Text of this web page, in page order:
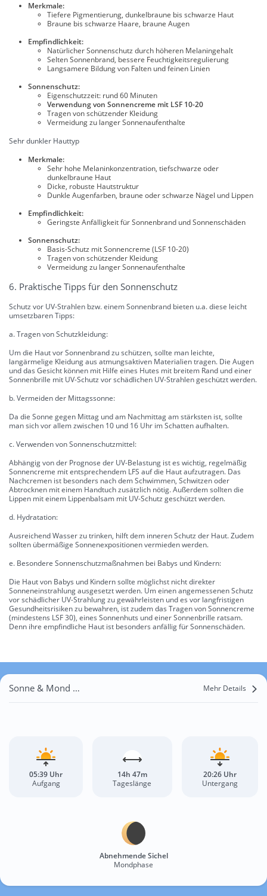
Merkmale:
Tiefere Pigmentierung, dunkelbraune bis schwarze Haut
Braune bis schwarze Haare, braune Augen
Empfindlichkeit:
Natürlicher Sonnenschutz durch höheren Melaningehalt
Selten Sonnenbrand, bessere Feuchtigkeitsregulierung
Langsamere Bildung von Falten und feinen Linien
Sonnenschutz:
Eigenschutzzeit: rund 60 Minuten
Verwendung von Sonnencreme mit LSF 10-20
Tragen von schützender Kleidung
Vermeidung zu langer Sonnenaufenthalte
Sehr dunkler Hauttyp
Merkmale:
Sehr hohe Melaninkonzentration, tiefschwarze oder
dunkelbraune Haut
Dicke, robuste Hautstruktur
Dunkle Augenfarben, braune oder schwarze Nägel und Lippen
Empfindlichkeit:
Geringste Anfälligkeit für Sonnenbrand und Sonnenschäden
Sonnenschutz:
Basis-Schutz mit Sonnencreme (LSF 10-20)
Tragen von schützender Kleidung
Vermeidung zu langer Sonnenaufenthalte
6. Praktische Tipps für den Sonnenschutz
Schutz vor UV-Strahlen bzw. einem Sonnenbrand bieten u.a. diese leicht
umsetzbaren Tipps:
a. Tragen von Schutzkleidung:
Um die Haut vor Sonnenbrand zu schützen, sollte man leichte,
langärmelige Kleidung aus atmungsaktiven Materialien tragen. Die Augen
und das Gesicht können mit Hilfe eines Hutes mit breitem Rand und einer
Sonnenbrille mit UV-Schutz vor schädlichen UV-Strahlen geschützt werden.
b. Vermeiden der Mittagssonne:
Da die Sonne gegen Mittag und am Nachmittag am stärksten ist, sollte
man sich vor allem zwischen 10 und 16 Uhr im Schatten aufhalten.
c. Verwenden von Sonnenschutzmittel:
Abhängig von der Prognose der UV-Belastung ist es wichtig, regelmäßig
Sonnencreme mit entsprechendem LFS auf die Haut aufzutragen. Das
Nachcremen ist besonders nach dem Schwimmen, Schwitzen oder
Abtrocknen mit einem Handtuch zusätzlich nötig. Außerdem sollten die
Lippen mit einem Lippenbalsam mit UV-Schutz geschützt werden.
d. Hydratation:
Ausreichend Wasser zu trinken, hilft dem inneren Schutz der Haut. Zudem
sollten übermäßige Sonnenexpositionen vermieden werden.
e. Besondere Sonnenschutzmaßnahmen bei Babys und Kindern:
Die Haut von Babys und Kindern sollte möglichst nicht direkter
Sonneneinstrahlung ausgesetzt werden. Um einen angemessenen Schutz
vor schädlicher UV-Strahlung zu gewährleisten und es vor langfristigen
Gesundheitsrisiken zu bewahren, ist zudem das Tragen von Sonnencreme
(mindestens LSF 30), eines Sonnenhuts und einer Sonnenbrille ratsam.
Denn ihre empfindliche Haut ist besonders anfällig für Sonnenschäden.
Sonne & Mond Unterrohrendorf Mehr Details
05:39 Uhr
Aufgang
14h 47m
Tageslänge
20:26 Uhr
Untergang
Abnehmende Sichel
Mondphase